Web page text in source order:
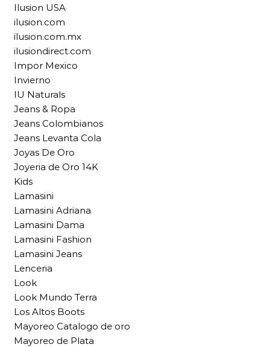
Ilusion USA
ilusion.com
ilusion.com.mx
ilusiondirect.com
Impor Mexico
Invierno
IU Naturals
Jeans & Ropa
Jeans Colombianos
Jeans Levanta Cola
Joyas De Oro
Joyeria de Oro 14K
Kids
Lamasini
Lamasini Adriana
Lamasini Dama
Lamasini Fashion
Lamasini Jeans
Lenceria
Look
Look Mundo Terra
Los Altos Boots
Mayoreo Catalogo de oro
Mayoreo de Plata